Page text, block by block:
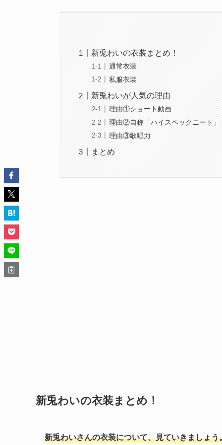
新兎わいの衣装まとめ！
通常衣装
私服衣装
新兎わいが人気の理由
理由①ショート動画
理由②自称「ハイスペックニート」
理由③歌唱力
まとめ
新兎わいの衣装まとめ！
新兎わいさんの衣装について、見ていきましょう